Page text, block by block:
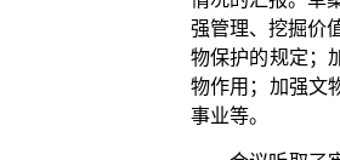
受国务院委托，生态环境
公约〉缔约方大会第四次会议
受国务院委托，外交部副部
拿马共和国引渡条约》的议案的